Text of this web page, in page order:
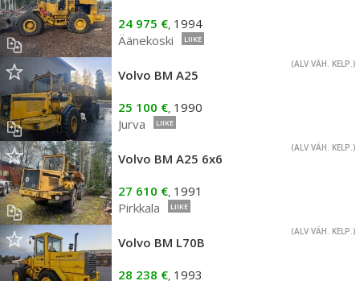
24 975 €, 1994
Äänekoski
LIIKE
(ALV VÄH. KELP.)
Volvo BM A25
25 100 €, 1990
Jurva
LIIKE
(ALV VÄH. KELP.)
Volvo BM A25 6x6
27 610 €, 1991
Pirkkala
LIIKE
(ALV VÄH. KELP.)
Volvo BM L70B
28 238 €, 1993